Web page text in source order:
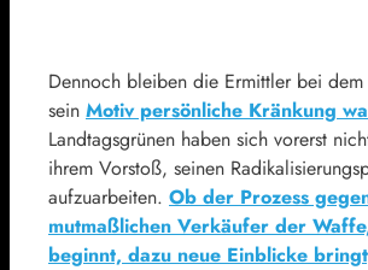
Dennoch bleiben die Ermittler bei dem
sein Motiv persönliche Kränkung
Landtagsgrünen haben sich vorerst
ihrem Vorstoß, seinen
aufzuarbeiten. Ob der Prozess
mutmaßlichen Verkäufer der
beginnt, dazu neue Einblicke